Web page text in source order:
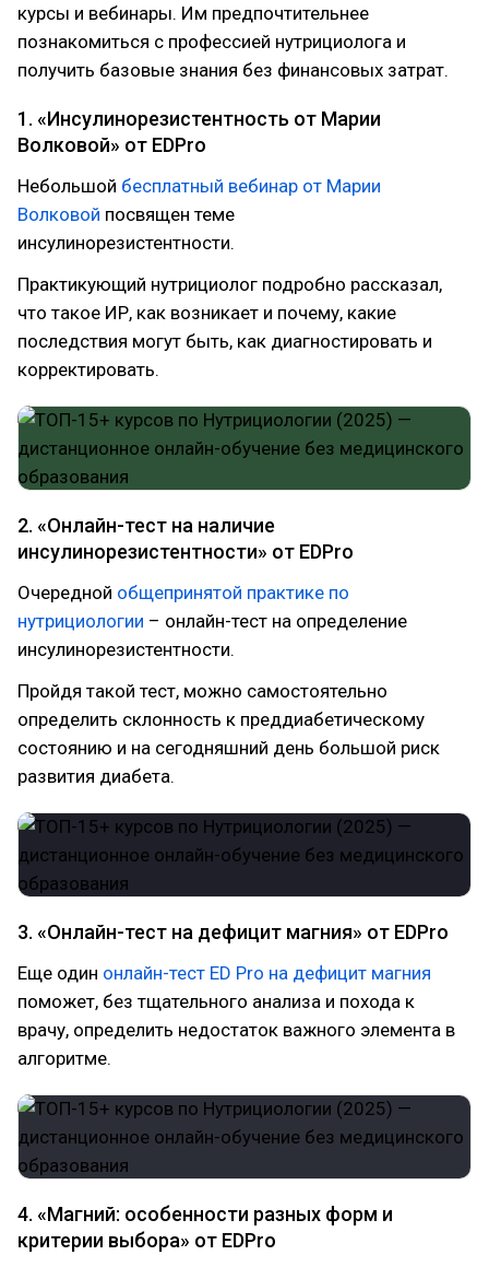
курсы и вебинары. Им предпочтительнее
познакомиться с профессией нутрициолога и
получить базовые знания без финансовых затрат.
1. «Инсулинорезистентность от Марии
Волковой» от EDPro
Небольшой бесплатный вебинар от Марии
Волковой посвящен теме
инсулинорезистентности.
Практикующий нутрициолог подробно рассказал,
что такое ИР, как возникает и почему, какие
последствия могут быть, как диагностировать и
корректировать.
2. «Онлайн-тест на наличие
инсулинорезистентности» от EDPro
Очередной общепринятой практике по
нутрициологии – онлайн-тест на определение
инсулинорезистентности.
Пройдя такой тест, можно самостоятельно
определить склонность к преддиабетическому
состоянию и на сегодняшний день большой риск
развития диабета.
3. «Онлайн-тест на дефицит магния» от EDPro
Еще один онлайн-тест ED Pro на дефицит магния
поможет, без тщательного анализа и похода к
врачу, определить недостаток важного элемента в
алгоритме.
4. «Магний: особенности разных форм и
критерии выбора» от EDPro